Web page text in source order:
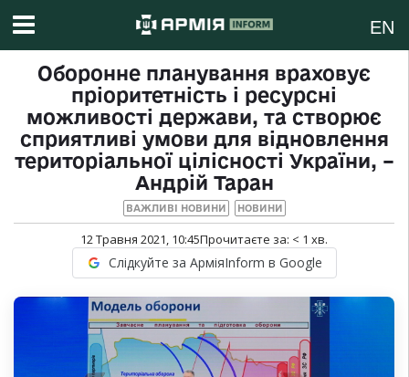
EN
Оборонне планування враховує
пріоритетність і ресурсні
можливості держави, та створює
сприятливі умови для відновлення
територіальної цілісності України, –
Андрій Таран
ВАЖЛИВІ НОВИНИ НОВИНИ
12 Травня 2021, 10:45Прочитаєте за: < 1 хв.
Слідкуйте за АрміяInform в Google